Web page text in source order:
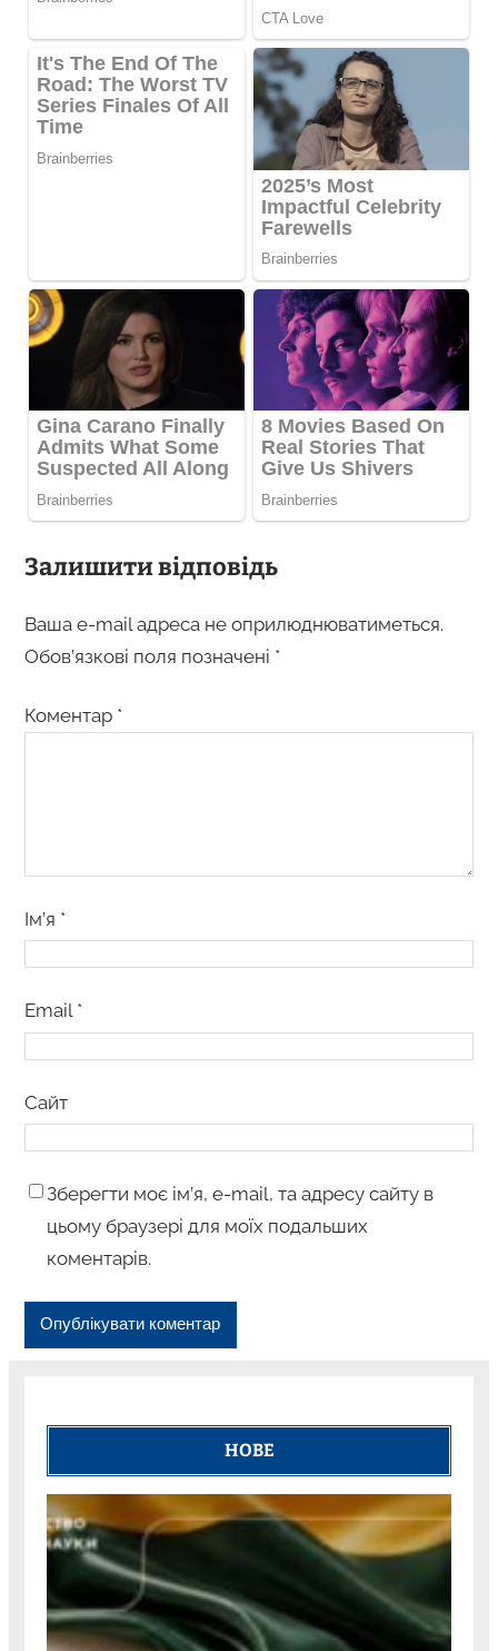
Залишити відповідь
Ваша e-mail адреса не оприлюднюватиметься.
Обов’язкові поля позначені *
Коментар *
Ім’я *
Email *
Сайт
Зберегти моє ім’я, e-mail, та адресу сайту в
цьому браузері для моїх подальших
коментарів.
НОВЕ